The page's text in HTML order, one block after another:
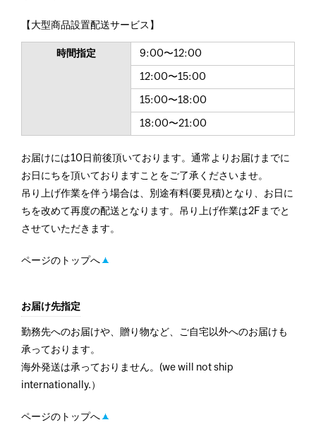
【大型商品設置配送サービス】
時間指定 9:00〜12:00
12:00〜15:00
15:00〜18:00
18:00〜21:00
お届けには10日前後頂いております。通常よりお届けまでに
お日にちを頂いておりますことをご了承くださいませ。
吊り上げ作業を伴う場合は、別途有料(要見積)となり、お日に
ちを改めて再度の配送となります。吊り上げ作業は2Fまでと
させていただきます。
ページのトップへ
お届け先指定
勤務先へのお届けや、贈り物など、ご自宅以外へのお届けも
承っております。
海外発送は承っておりません。(we will not ship
internationally.）
ページのトップへ